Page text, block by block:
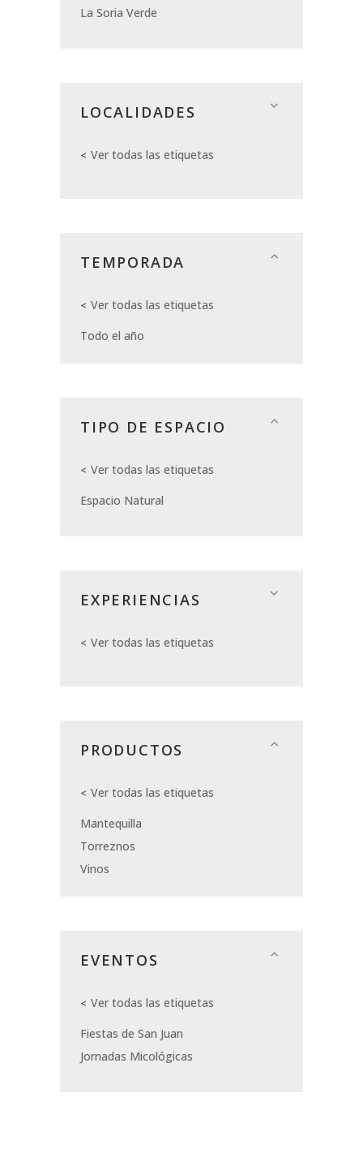
La Soria Verde
LOCALIDADES
Ver todas las etiquetas
TEMPORADA
Ver todas las etiquetas
Todo el año
TIPO DE ESPACIO
Ver todas las etiquetas
Espacio Natural
EXPERIENCIAS
Ver todas las etiquetas
PRODUCTOS
Ver todas las etiquetas
Mantequilla
Torreznos
Vinos
EVENTOS
Ver todas las etiquetas
Fiestas de San Juan
Jornadas Micológicas